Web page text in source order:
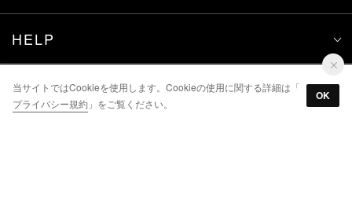
HELP
INFORMATION
当サイトではCookieを使用します。Cookieの使用に関する詳細は「
プライバシー規約 」をご覧ください。
OK